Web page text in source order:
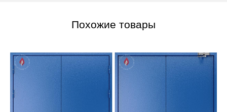
Похожие товары